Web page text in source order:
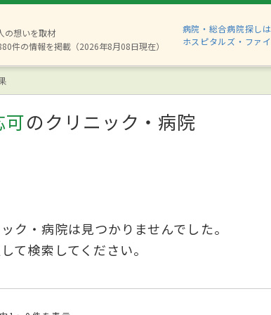
の想いを取材
件の情報を掲載（2026年8月08日現在）
病院・総合病院探しは
ホスピタルズ・ファ
可のクリニック・病院
ク・病院は見つかりませんでした。
て検索してください。